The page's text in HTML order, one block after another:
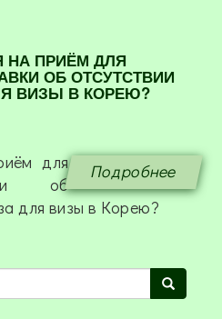
НА ПРИЁМ ДЛЯ
ОБ ОТСУТСТВИИ
ВИЗЫ В КОРЕЮ?
Подробнее
для
об
для визы в Корею?
Search